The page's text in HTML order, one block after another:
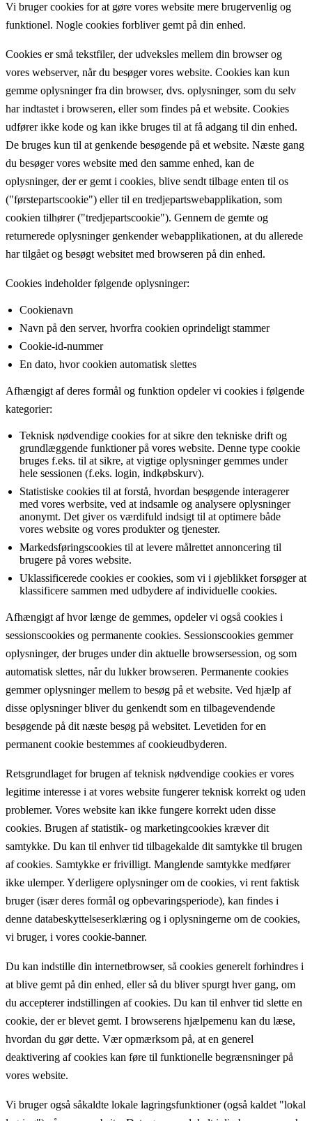
Vi bruger cookies for at gøre vores website mere brugervenlig og
funktionel. Nogle cookies forbliver gemt på din enhed.
Cookies er små tekstfiler, der udveksles mellem din browser og
vores webserver, når du besøger vores website. Cookies kan kun
gemme oplysninger fra din browser, dvs. oplysninger, som du selv
har indtastet i browseren, eller som findes på et website. Cookies
udfører ikke kode og kan ikke bruges til at få adgang til din enhed.
De bruges kun til at genkende besøgende på et website. Næste gang
du besøger vores website med den samme enhed, kan de
oplysninger, der er gemt i cookies, blive sendt tilbage enten til os
("førstepartscookie") eller til en tredjepartswebapplikation, som
cookien tilhører ("tredjepartscookie"). Gennem de gemte og
returnerede oplysninger genkender webapplikationen, at du allerede
har tilgået og besøgt websitet med browseren på din enhed.
Cookies indeholder følgende oplysninger:
Cookienavn
Navn på den server, hvorfra cookien oprindeligt stammer
Cookie-id-nummer
En dato, hvor cookien automatisk slettes
Afhængigt af deres formål og funktion opdeler vi cookies i følgende
kategorier:
Teknisk nødvendige cookies for at sikre den tekniske drift og
grundlæggende funktioner på vores website. Denne type cookie
bruges f.eks. til at sikre, at vigtige oplysninger gemmes under
hele sessionen (f.eks. login, indkøbskurv).
Statistiske cookies til at forstå, hvordan besøgende interagerer
med vores werbsite, ved at indsamle og analysere oplysninger
anonymt. Det giver os værdifuld indsigt til at optimere både
vores website og vores produkter og tjenester.
Markedsføringscookies til at levere målrettet annoncering til
brugere på vores website.
Uklassificerede cookies er cookies, som vi i øjeblikket forsøger at
klassificere sammen med udbydere af individuelle cookies.
Afhængigt af hvor længe de gemmes, opdeler vi også cookies i
sessionscookies og permanente cookies. Sessionscookies gemmer
oplysninger, der bruges under din aktuelle browsersession, og som
automatisk slettes, når du lukker browseren. Permanente cookies
gemmer oplysninger mellem to besøg på et website. Ved hjælp af
disse oplysninger bliver du genkendt som en tilbagevendende
besøgende på dit næste besøg på websitet. Levetiden for en
permanent cookie bestemmes af cookieudbyderen.
Retsgrundlaget for brugen af teknisk nødvendige cookies er vores
legitime interesse i at vores website fungerer teknisk korrekt og uden
problemer. Vores website kan ikke fungere korrekt uden disse
cookies. Brugen af statistik- og marketingcookies kræver dit
samtykke. Du kan til enhver tid tilbagekalde dit samtykke til brugen
af cookies. Samtykke er frivilligt. Manglende samtykke medfører
ikke ulemper. Yderligere oplysninger om de cookies, vi rent faktisk
bruger (især deres formål og opbevaringsperiode), kan findes i
denne databeskyttelseserklæring og i oplysningerne om de cookies,
vi bruger, i vores cookie-banner.
Du kan indstille din internetbrowser, så cookies generelt forhindres i
at blive gemt på din enhed, eller så du bliver spurgt hver gang, om
du accepterer indstillingen af cookies. Du kan til enhver tid slette en
cookie, der er blevet gemt. I browserens hjælpemenu kan du læse,
hvordan du gør dette. Vær opmærksom på, at en generel
deaktivering af cookies kan føre til funktionelle begrænsninger på
vores website.
Vi bruger også såkaldte lokale lagringsfunktioner (også kaldet "lokal